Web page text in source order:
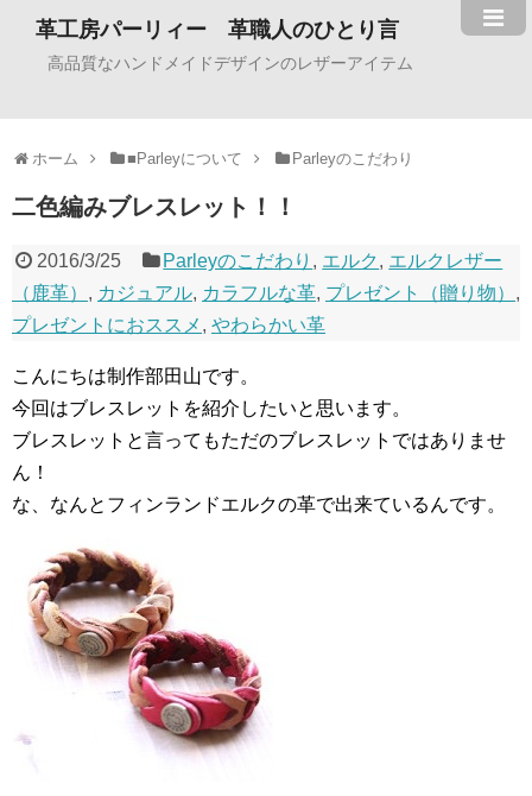
革工房パーリィー 革職人のひとり言
高品質なハンドメイドデザインのレザーアイテム
ホーム ■Parleyについて Parleyのこだわり
二色編みブレスレット！！
2016/3/25 Parleyのこだわり , エルク , エルクレザー
（鹿革） , カジュアル, カラフルな革, プレゼント（贈り物） ,
プレゼントにおススメ , やわらかい革
こんにちは制作部田山です。
今回はブレスレットを紹介したいと思います。
ブレスレットと言ってもただのブレスレットではありませ
ん！
な、なんとフィンランドエルクの革で出来ているんです。